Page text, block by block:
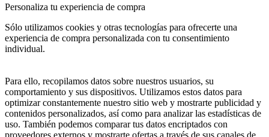
Personaliza tu experiencia de compra
Sólo utilizamos cookies y otras tecnologías para ofrecerte una
experiencia de compra personalizada con tu consentimiento
individual.
Para ello, recopilamos datos sobre nuestros usuarios, su
comportamiento y sus dispositivos. Utilizamos estos datos para
optimizar constantemente nuestro sitio web y mostrarte publicidad y
contenidos personalizados, así como para analizar las estadísticas de
uso. También podemos comparar tus datos encriptados con